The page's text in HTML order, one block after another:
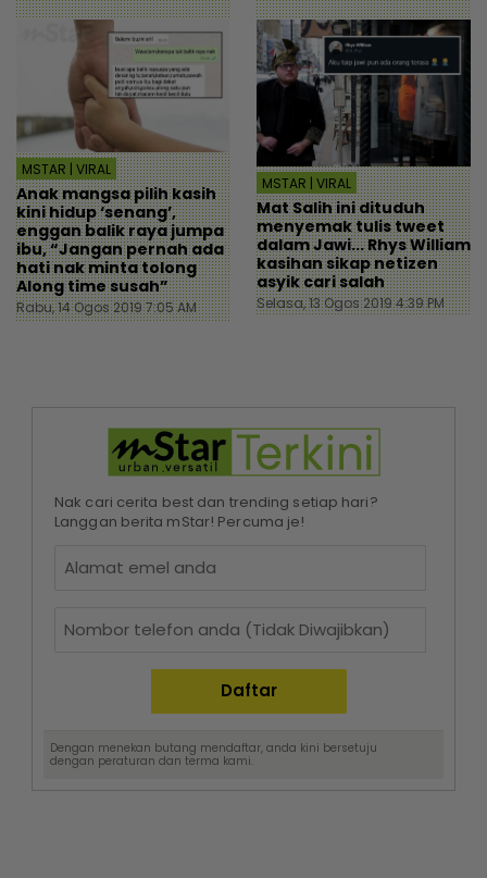
MSTAR | VIRAL
Anak mangsa pilih kasih
kini hidup ‘senang’,
enggan balik raya jumpa
ibu, “Jangan pernah ada
hati nak minta tolong
Along time susah”
Rabu, 14 Ogos 2019 7:05 AM
MSTAR | VIRAL
Mat Salih ini dituduh
menyemak tulis tweet
dalam Jawi... Rhys William
kasihan sikap netizen
asyik cari salah
Selasa, 13 Ogos 2019 4:39 PM
Nak cari cerita best dan trending setiap hari?
Langgan berita mStar! Percuma je!
Dengan menekan butang mendaftar, anda kini bersetuju
dengan peraturan dan terma kami.